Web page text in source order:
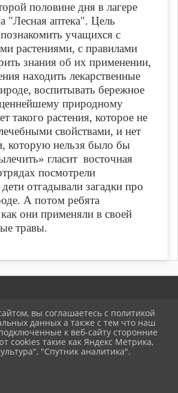
половине дня в лагере
"Лесная аптека". Цель
учащихся с
растениями, с правилами
знания об их применении,
находить лекарственные
воспитывать бережное
природному
такого растения, которое не
свойствами, и нет
которую нельзя было бы
гласит восточная
посмотрели
отгадывали загадки про
А потом ребята
они применяли в своей
травы.
персональных данных
вы соглашаетесь с политикой
данных а также с тем что наш
к веб-сайту сторонние
cookies такие как Яндекс Метрика,
"Спутник аналитика".